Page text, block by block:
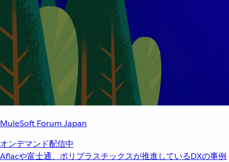
MuleSoft Forum Japan
オンデマンド配信中
Aflacや富士通、ポリプラスチックスが推進しているDXの事例